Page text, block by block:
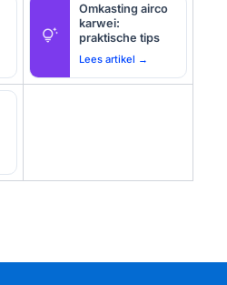
tips_and_updates
Omkasting airco
karwei:
praktische tips
Lees artikel →